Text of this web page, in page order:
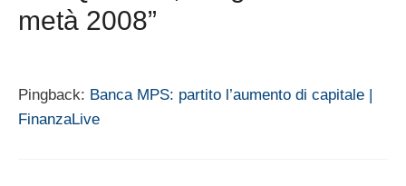
metà 2008”
Pingback: Banca MPS: partito l’aumento di capitale |
FinanzaLive